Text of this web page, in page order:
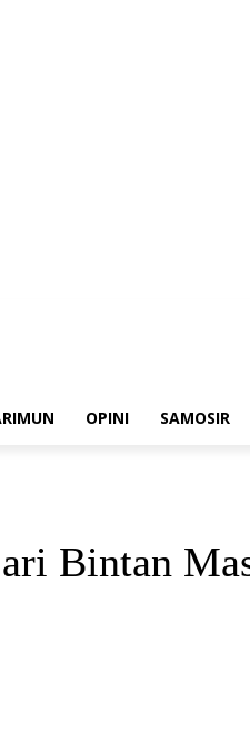
OPINI SAMOSIR
Bintan